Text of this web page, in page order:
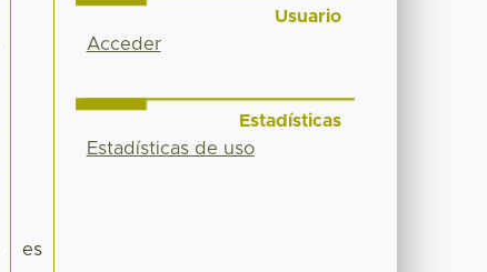
es
Usuario
Acceder
Estadísticas
Estadísticas de uso